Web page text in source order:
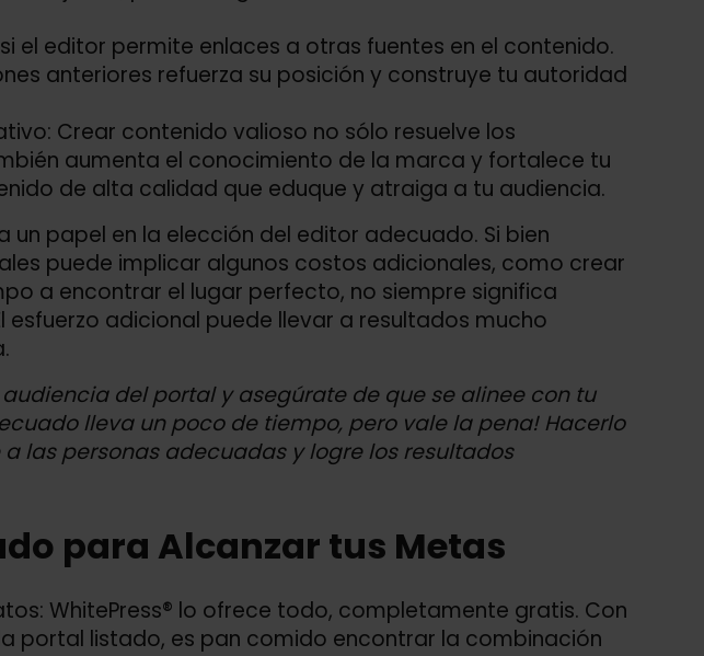
el editor permite enlaces a otras fuentes en el contenido.
anteriores refuerza su posición y construye tu autoridad
Crear contenido valioso no sólo resuelve los
aumenta el conocimiento de la marca y fortalece tu
de alta calidad que eduque y atraiga a tu audiencia.
un papel en la elección del editor adecuado. Si bien
puede implicar algunos costos adicionales, como crear
a encontrar el lugar perfecto, no siempre significa
adicional puede llevar a resultados mucho
del portal y asegúrate de que se alinee con tu
lleva un poco de tiempo, pero vale la pena! Hacerlo
las personas adecuadas y logre los resultados
para Alcanzar tus Metas
WhitePress® lo ofrece todo, completamente gratis. Con
portal listado, es pan comido encontrar la combinación